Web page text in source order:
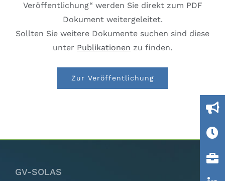
Veröffentlichung“ werden Sie direkt zum PDF
Dokument weitergeleitet.
Sollten Sie weitere Dokumente suchen sind diese
unter Publikationen zu finden.
Zur Veröffentlichung
GV-SOLAS